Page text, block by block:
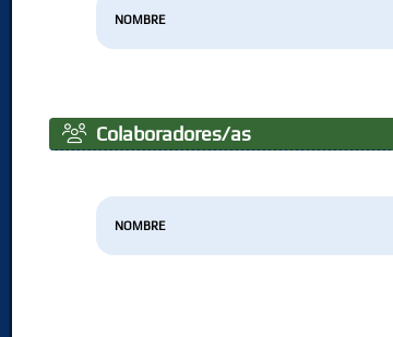
NOMBRE
Colaboradores/as
NOMBRE